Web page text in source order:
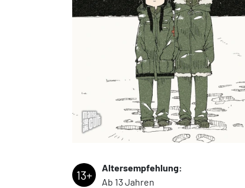
13+
Altersempfehlung:
Ab 13 Jahren